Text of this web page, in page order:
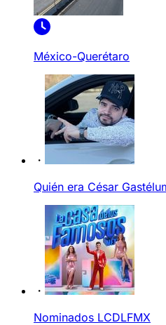
México-Querétaro
Quién era César
Nominados LCDLFMX